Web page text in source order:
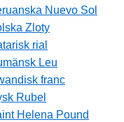
Nuevo Sol
Zloty
rial
Leu
franc
Rubel
Helena Pound